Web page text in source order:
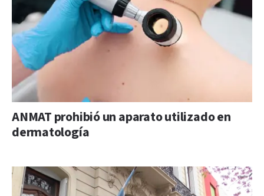
ANMAT prohibió un aparato utilizado en
dermatología